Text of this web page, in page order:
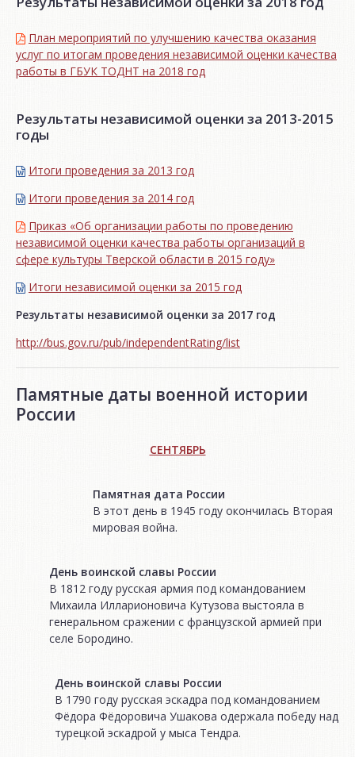
План мероприятий по улучшению качества оказания
услуг по итогам проведения независимой оценки качества
работы в ГБУК ТОДНТ на 2018 год
Результаты независимой оценки за 2013-2015
годы
Итоги проведения за 2013 год
Итоги проведения за 2014 год
Приказ «Об организации работы по проведению
независимой оценки качества работы организаций в
сфере культуры Тверской области в 2015 году»
Итоги независимой oценки за 2015 год
Результаты независимой оценки за 2017 год
http://bus.gov.ru/pub/independentRating/list
Памятные даты военной истории
России
СЕНТЯБРЬ
Памятная дата России
В этот день в 1945 году окончилась Вторая
мировая война.
День воинской славы России
В 1812 году русская армия под командованием
Михаила Илларионовича Кутузова выстояла в
генеральном сражении с французской армией при
селе Бородино.
День воинской славы России
В 1790 году русская эскадра под командованием
Фёдора Фёдоровича Ушакова одержала победу над
турецкой эскадрой у мыса Тендра.